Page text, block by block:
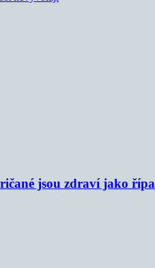
jsou zdraví jako řípa